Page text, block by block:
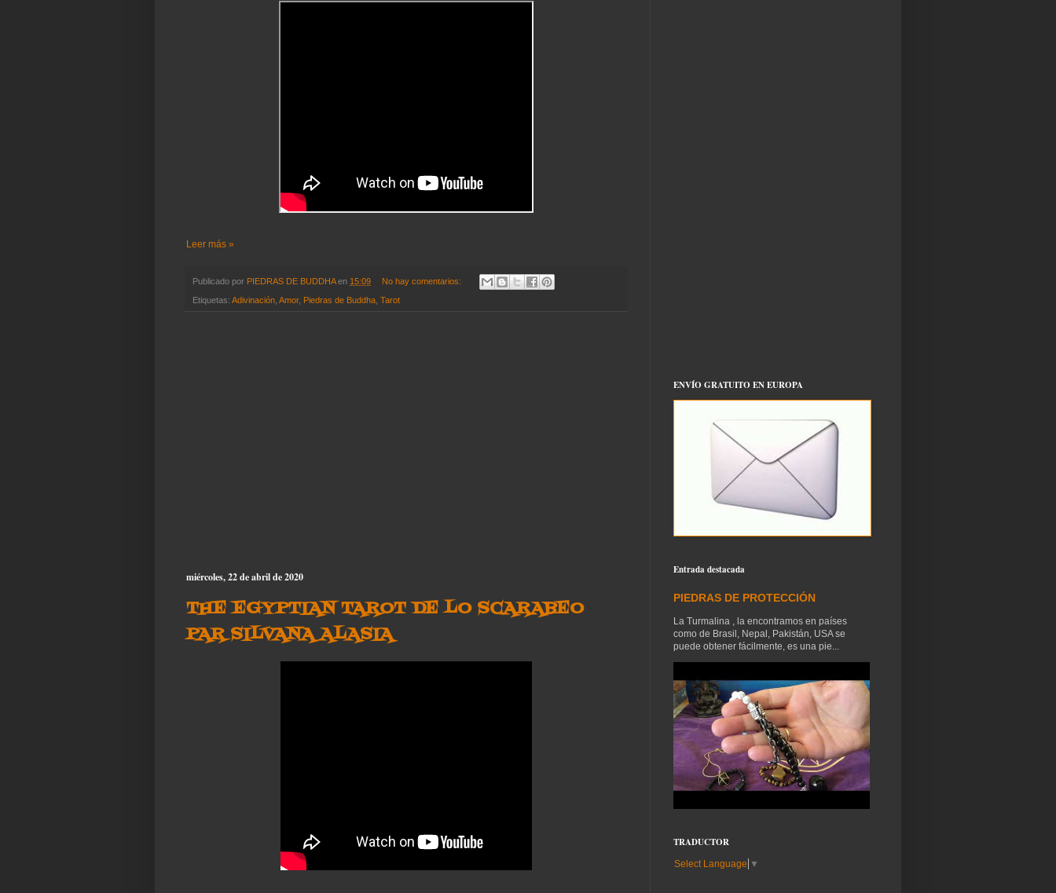
Leer más »
Publicado por PIEDRAS DE BUDDHA en 15:09 No hay comentarios:
Etiquetas: Adivinación Amor, Piedras de Buddha Tarot
miércoles, 22 de abril de 2020
THE EGYPTIAN TAROT DE LO SCARABEO
PAR SILVANA ALASIA
ENVÍO GRATUITO EN EUROPA
Entrada destacada
PIEDRAS DE PROTECCIÓN
La Turmalina , la encontramos en países
como de Brasil, Nepal, Pakistán, USA se
puede obtener fácilmente, es una pie...
TRADUCTOR
Select Language ▼